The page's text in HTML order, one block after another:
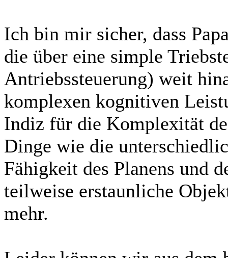
Ich bin mir sicher, dass
die über eine simple
Antriebssteuerung) weit
komplexen kognitiven
Indiz für die Komplexität
Dinge wie die
Fähigkeit des Planens und
teilweise erstaunliche
mehr.